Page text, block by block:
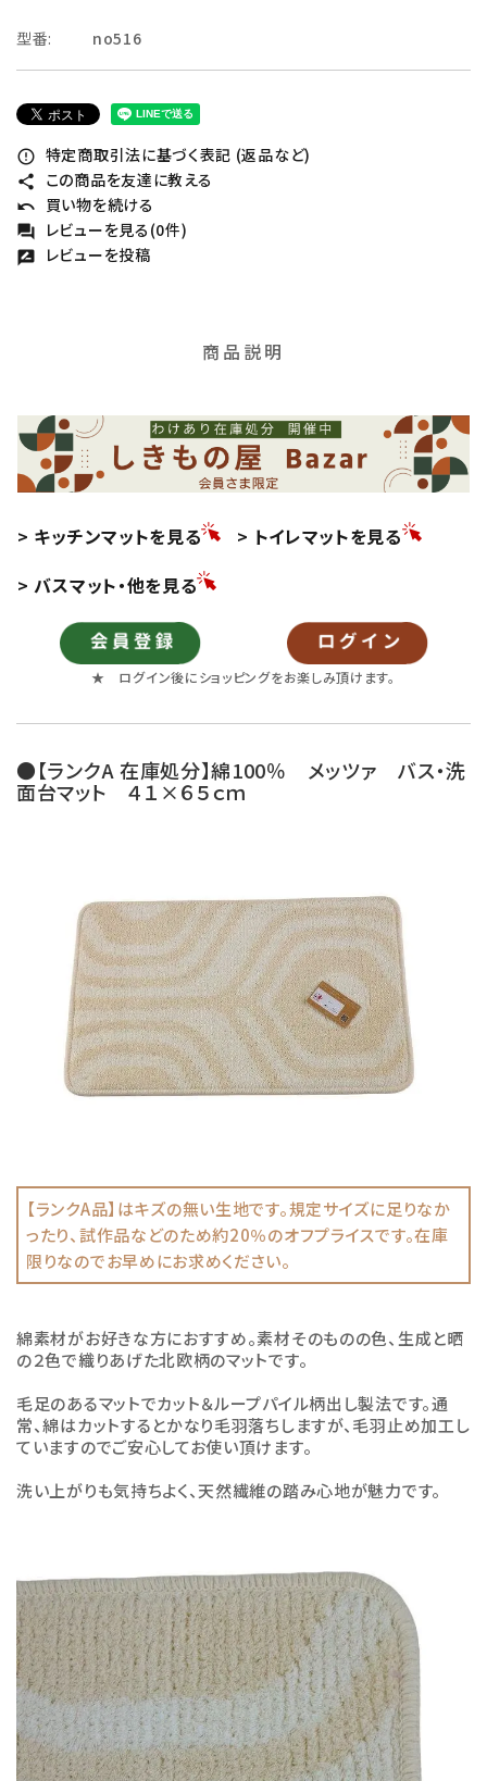
型番: no516
error_outline 特定商取引法に基づく表記 (返品など)
share この商品を友達に教える
undo 買い物を続ける
forum レビューを見る(0件)
rate_review レビューを投稿
商品説明
> キッチンマットを見る
> トイレマットを見る
> バスマット・他を見る
★ ログイン後にショッピングをお楽しみ頂けます。
●【ランクA 在庫処分】綿100％ メッツァ バス・洗
面台マット ４１×６５ｃｍ
【ランクA品】はキズの無い生地です。規定サイズに足りなか
ったり、試作品などのため約20％のオフプライスです。在庫
限りなのでお早めにお求めください。
綿素材がお好きな方におすすめ。素材そのものの色、生成と晒
の２色で織りあげた北欧柄のマットです。
毛足のあるマットでカット＆ループパイル柄出し製法です。通
常、綿はカットするとかなり毛羽落ちしますが、毛羽止め加工し
ていますのでご安心してお使い頂けます。
洗い上がりも気持ちよく、天然繊維の踏み心地が魅力です。